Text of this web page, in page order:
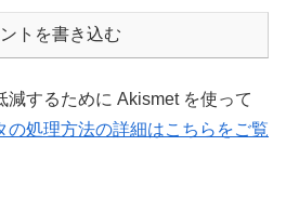
トを書き込む
減するために Akismet を使って
の処理方法の詳細はこちらをご覧